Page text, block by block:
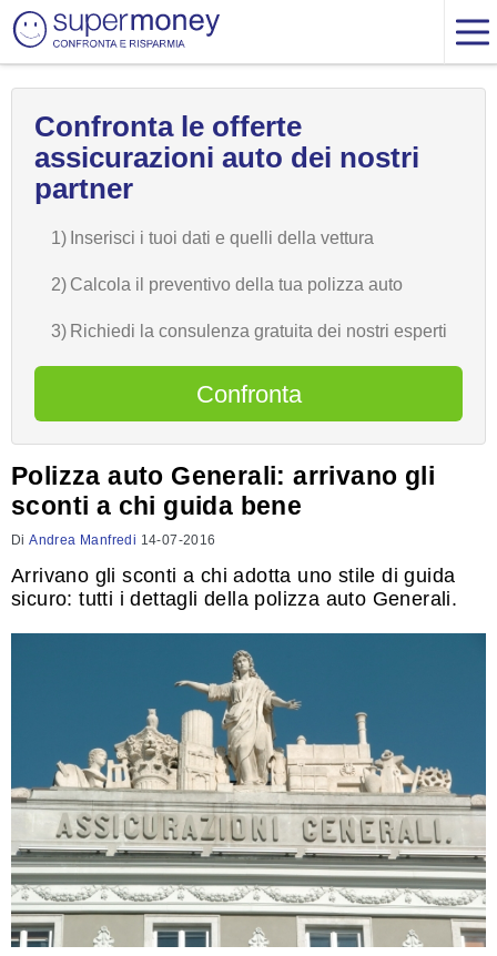
Confronta le offerte
assicurazioni auto dei nostri
partner
1) Inserisci i tuoi dati e quelli della vettura
2) Calcola il preventivo della tua polizza auto
3) Richiedi la consulenza gratuita dei nostri esperti
Confronta
Polizza auto Generali: arrivano gli
sconti a chi guida bene
DiAndrea Manfredi 14-07-2016
Arrivano gli sconti a chi adotta uno stile di guida
sicuro: tutti i dettagli della polizza auto Generali.